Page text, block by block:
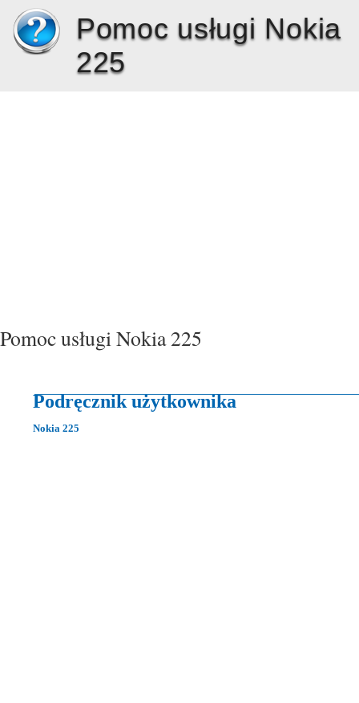
Pomoc usługi Nokia
225
Pomoc usługi Nokia 225
Podręcznik użytkownika
Nokia 225